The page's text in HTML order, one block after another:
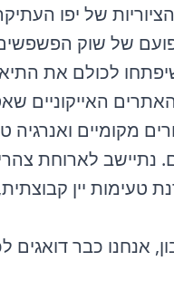
של יפו
של שוק
לכולם את
האייקוניים
מקומיים ואנרגיה
נתיישב לארוחת
טעימות יין
אנחנו כבר